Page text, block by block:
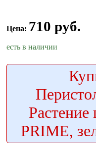
Цена: 710 руб.
есть в наличии
Растение
PRIME,